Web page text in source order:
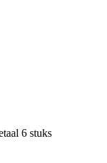
6 stuks